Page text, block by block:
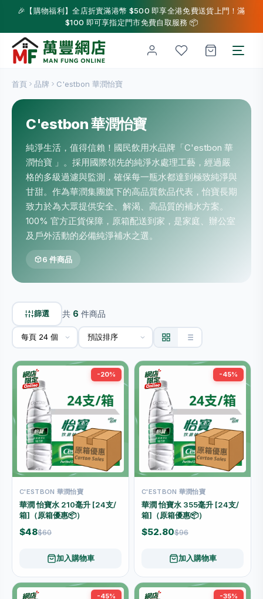
🎉【購物福利】全店折實滿港幣 $500 即享全港免費送貨上門！滿
$100 即可享指定門市免費自取服務 📦
首頁 品牌 C'estbon 華潤怡寶
C'estbon 華潤怡寶
純淨生活，值得信賴！國民飲用水品牌「C'estbon 華
潤怡寶 」。採用國際領先的純淨水處理工藝，經過嚴
格的多級過濾與監測，確保每一瓶水都達到極致純淨與
甘甜。作為華潤集團旗下的高品質飲品代表，怡寶長期
致力於為大眾提供安全、解渴、高品質的補水方案。
100% 官方正貨保障，原箱配送到家，是家庭、辦公室
及戶外活動的必備純淨補水之選。
6 件商品
篩選 共 6 件商品
-20%
C'ESTBON 華潤怡寶
華潤 怡寶水 210毫升 [24支/
箱]（原箱優惠📦）
$48$60
加入購物車
-45%
C'ESTBON 華潤怡寶
華潤 怡寶水 355毫升 [24支/
箱]（原箱優惠📦）
$52.80$96
加入購物車
-45% -35%